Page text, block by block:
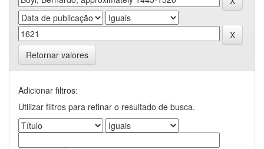
Retornar valores
Adicionar filtros:
Utilizar filtros para refinar o resultado de busca.